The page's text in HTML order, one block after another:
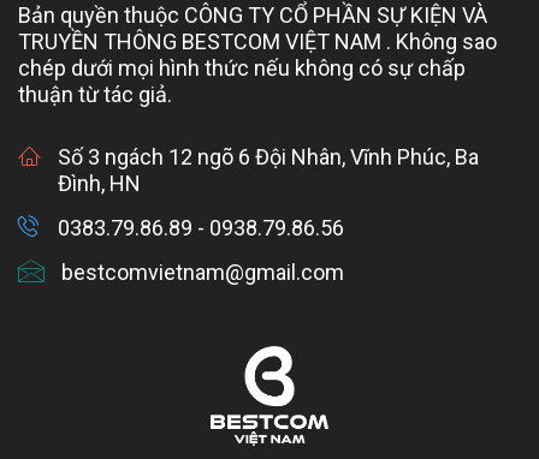
Bản quyền thuộc CÔNG TY CỔ PHẦN SỰ KIỆN VÀ
TRUYỀN THÔNG BESTCOM VIỆT NAM . Không sao
chép dưới mọi hình thức nếu không có sự chấp
thuận từ tác giả.
Số 3 ngách 12 ngõ 6 Đội Nhân, Vĩnh Phúc, Ba
Đình, HN
0383.79.86.89 - 0938.79.86.56
bestcomvietnam@gmail.com